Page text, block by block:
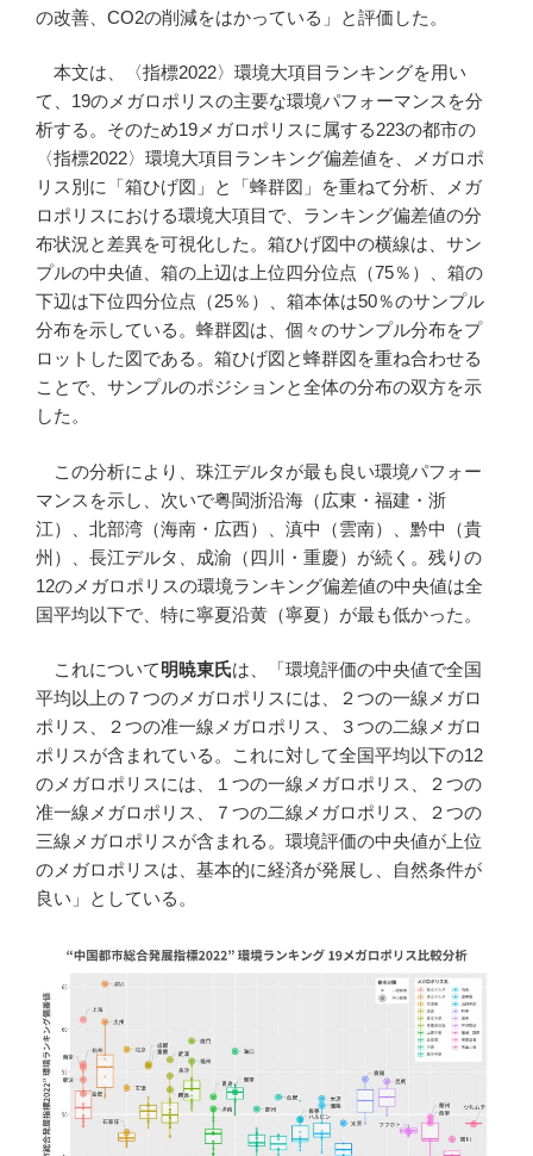
の改善、CO2の削減をはかっている」と評価した。
本文は、〈指標2022〉環境大項目ランキングを用い
て、19のメガロポリスの主要な環境パフォーマンスを分
析する。そのため19メガロポリスに属する223の都市の
〈指標2022〉環境大項目ランキング偏差値を、メガロポ
リス別に「箱ひげ図」と「蜂群図」を重ねて分析、メガ
ロポリスにおける環境大項目で、ランキング偏差値の分
布状況と差異を可視化した。箱ひげ図中の横線は、サン
プルの中央値、箱の上辺は上位四分位点（75％）、箱の
下辺は下位四分位点（25％）、箱本体は50％のサンプル
分布を示している。蜂群図は、個々のサンプル分布をプ
ロットした図である。箱ひげ図と蜂群図を重ね合わせる
ことで、サンプルのポジションと全体の分布の双方を示
した。
この分析により、珠江デルタが最も良い環境パフォー
マンスを示し、次いで粤閩浙沿海（広東・福建・浙
江）、北部湾（海南・広西）、滇中（雲南）、黔中（貴
州）、長江デルタ、成渝（四川・重慶）が続く。残りの
12のメガロポリスの環境ランキング偏差値の中央値は全
国平均以下で、特に寧夏沿黄（寧夏）が最も低かった。
これについて明暁東氏は、「環境評価の中央値で全国
平均以上の７つのメガロポリスには、２つの一線メガロ
ポリス、２つの准一線メガロポリス、３つの二線メガロ
ポリスが含まれている。これに対して全国平均以下の12
のメガロポリスには、１つの一線メガロポリス、２つの
准一線メガロポリス、７つの二線メガロポリス、２つの
三線メガロポリスが含まれる。環境評価の中央値が上位
のメガロポリスは、基本的に経済が発展し、自然条件が
良い」としている。